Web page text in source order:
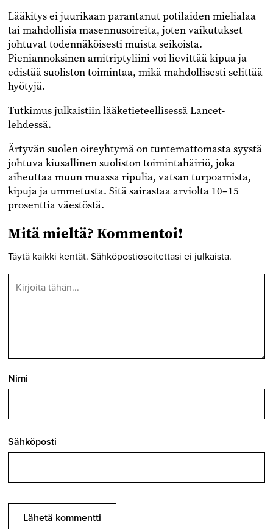
Lääkitys ei juurikaan parantanut potilaiden mielialaa
tai mahdollisia masennusoireita, joten vaikutukset
johtuvat todennäköisesti muista seikoista.
Pieniannoksinen amitriptyliini voi lievittää kipua ja
edistää suoliston toimintaa, mikä mahdollisesti selittää
hyötyjä.
Tutkimus julkaistiin lääketieteellisessä Lancet-
lehdessä.
Ärtyvän suolen oireyhtymä on tuntemattomasta syystä
johtuva kiusallinen suoliston toimintahäiriö, joka
aiheuttaa muun muassa ripulia, vatsan turpoamista,
kipuja ja ummetusta. Sitä sairastaa arviolta 10–15
prosenttia väestöstä.
Mitä mieltä? Kommentoi!
Täytä kaikki kentät. Sähköpostiosoitettasi ei julkaista.
Nimi
Sähköposti